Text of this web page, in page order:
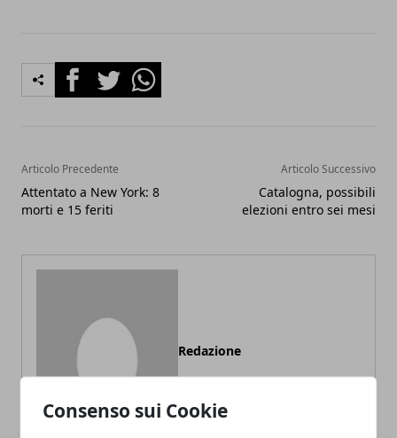
Consenso sui Cookie
FacebookTwitterWhatsapp
Articolo Precedente
Attentato a New York: 8
morti e 15 feriti
Articolo Successivo
Catalogna, possibili
elezioni entro sei mesi
Redazione